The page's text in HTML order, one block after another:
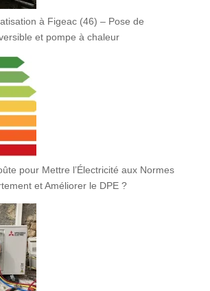
à Figeac (46) – Pose de
et pompe à chaleur
pour Mettre l’Électricité aux Normes
et Améliorer le DPE ?